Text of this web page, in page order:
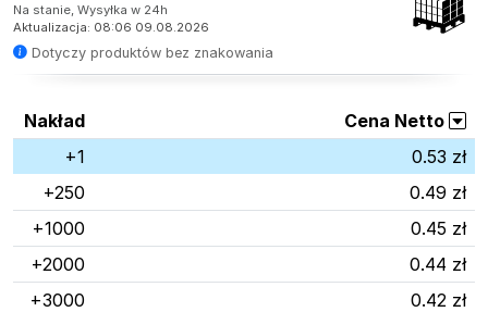
Na stanie, Wysyłka w 24h
Aktualizacja: 08:06 09.08.2026
Dotyczy produktów bez znakowania
Nakład
Cena Netto
+1
0.53 zł
+250
0.49 zł
+1000
0.45 zł
+2000
0.44 zł
+3000
0.42 zł